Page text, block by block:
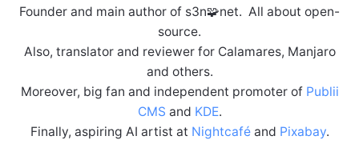
Founder and main author of s3n🧩net. All about open-
source.
Also, translator and reviewer for Calamares, Manjaro
and others.
Moreover, big fan and independent promoter of Publii
CMS and KDE.
Finally, aspiring AI artist at Nightcaféand Pixabay.